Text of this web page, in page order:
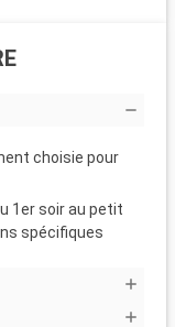
choisie pour
1er soir au petit
spécifiques